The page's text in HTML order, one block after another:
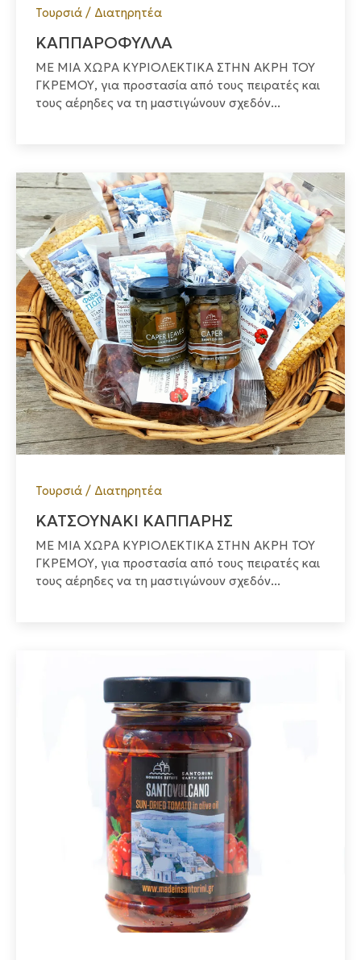
Τουρσιά / Διατηρητέα
ΚΑΠΠΑΡΟΦΥΛΛΑ
ΜΕ ΜΙΑ ΧΩΡΑ ΚΥΡΙΟΛΕΚΤΙΚΑ ΣΤΗΝ ΑΚΡΗ ΤΟΥ
ΓΚΡΕΜΟΥ, για προστασία από τους πειρατές και
τους αέρηδες να τη μαστιγώνουν σχεδόν...
Τουρσιά / Διατηρητέα
ΚΑΤΣΟΥΝΑΚΙ ΚΑΠΠΑΡΗΣ
ΜΕ ΜΙΑ ΧΩΡΑ ΚΥΡΙΟΛΕΚΤΙΚΑ ΣΤΗΝ ΑΚΡΗ ΤΟΥ
ΓΚΡΕΜΟΥ, για προστασία από τους πειρατές και
τους αέρηδες να τη μαστιγώνουν σχεδόν...